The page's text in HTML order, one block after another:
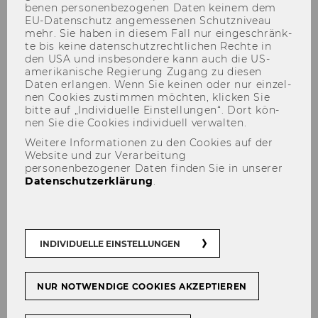
Research Talk by Alina
Sorescu, Texas A&M University
(US)
TEILEN TEILEN
22. Dezember 2023
be­nen per­so­nen­be­zo­ge­nen Daten kei­nem dem
EU-​Datenschutz an­ge­mes­se­nen Schutz­ni­veau
mehr. Sie haben in die­sem Fall nur ein­ge­schränk­
te bis keine da­ten­schutz­recht­li­chen Rech­te in
den USA und ins­be­son­de­re kann auch die US-​
amerikanische Re­gie­rung Zu­gang zu die­sen
Daten er­lan­gen. Wenn Sie kei­nen oder nur ein­zel­
nen Coo­kies zu­stim­men möch­ten, kli­cken Sie
bitte auf „In­di­vi­du­el­le Ein­stel­lun­gen“. Dort kön­
nen Sie die Coo­kies in­di­vi­du­ell ver­wal­ten.
Weitere Informationen zu den Cookies auf der
Website und zur Verarbeitung
personenbezogener Daten finden Sie in unserer
Datenschutzerklärung
INDIVIDUELLE EINSTELLUNGEN
NUR NOTWENDIGE COOKIES AKZEPTIEREN